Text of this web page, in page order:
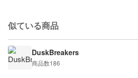
似ている商品
DuskBreakers
商品数186